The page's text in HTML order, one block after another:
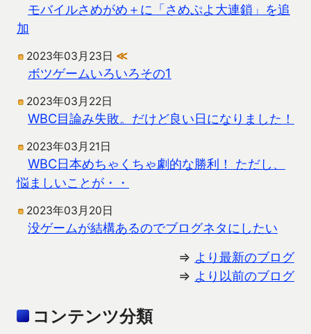
モバイルさめがめ＋に「さめぷよ大連鎖」を追
加
2023年03月23日 ≪
ボツゲームいろいろその1
2023年03月22日
WBC目論み失敗。だけど良い日になりました！
2023年03月21日
WBC日本めちゃくちゃ劇的な勝利！ ただし、
悩ましいことが・・
2023年03月20日
没ゲームが結構あるのでブログネタにしたい
⇒ より最新のブログ
⇒ より以前のブログ
コンテンツ分類